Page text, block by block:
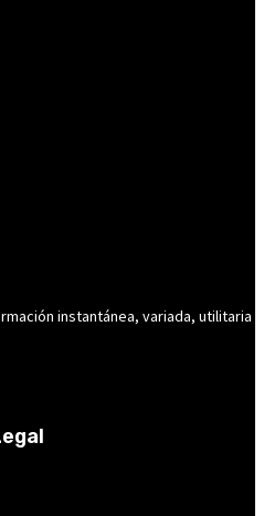
instantánea, variada, utilitaria